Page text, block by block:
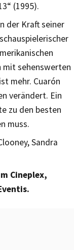
(1995).
der Kraft seiner
mit sehenswerten
mehr. Cuarón
verändert. Ein
zu den besten
muss.
Sandra
Cineplex,